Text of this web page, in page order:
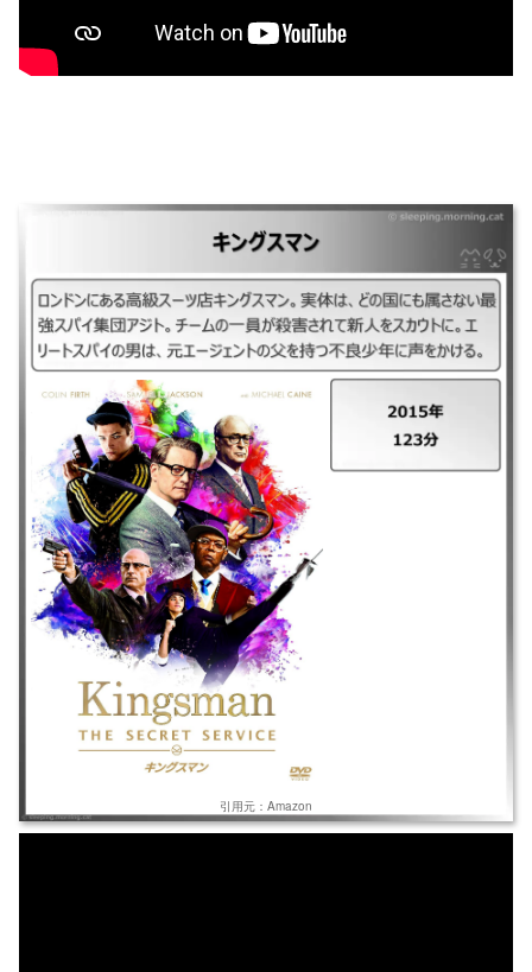
引用元：Amazon
｜キングスマン ｜2015年 ｜123分 ｜ロンドンにある高級スーツ店キング
スマン。実体は、どの国にも属さない最強スパイ集団アジト。チームの一
員が殺害されて新人をスカウトに。エリートスパイの男は、元エージェン
トの父を持つ不良少年に声をかける。